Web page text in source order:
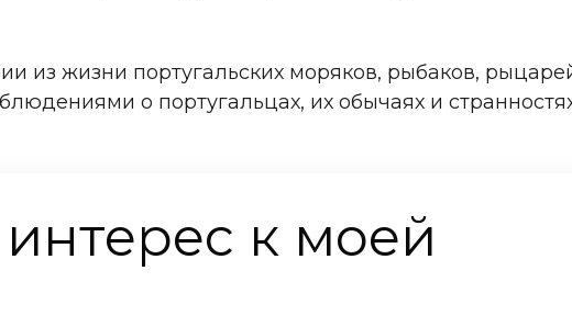
из жизни португальских моряков, рыбаков,
о португальцах, их обычаях и
к моей